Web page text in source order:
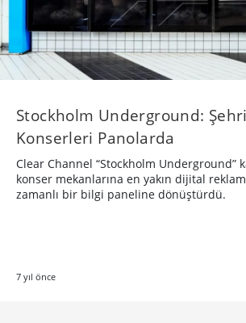
Stockholm Underground:
Konserleri Panolarda
Clear Channel “Stockholm Underground”
konser mekanlarına en yakın dijital
zamanlı bir bilgi paneline dönüştürdü.
7 yıl önce